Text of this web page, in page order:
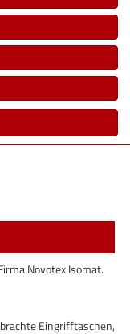
Novotex Isomat.
Eingrifftaschen,